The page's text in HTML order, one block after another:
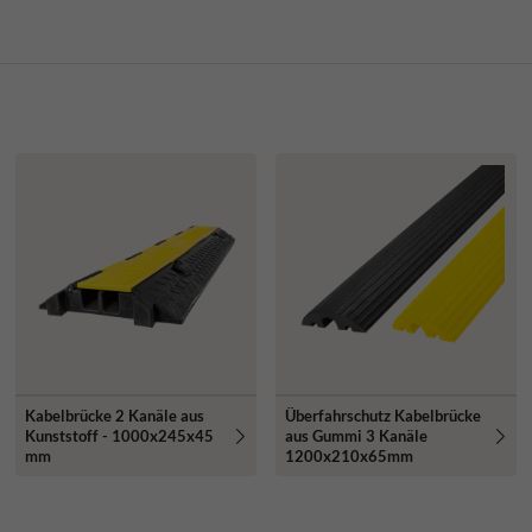
Kabelbrücke 2 Kanäle aus
Kunststoff - 1000x245x45
mm
Überfahrschutz Kabelbrücke
aus Gummi 3 Kanäle
1200x210x65mm